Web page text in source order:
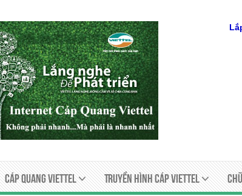
Cáp quang viettel Truyền Hình Cáp Viettel